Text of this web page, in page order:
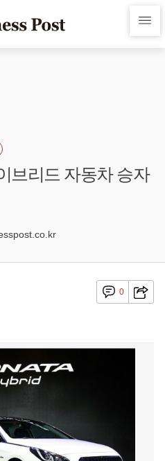
브리드 자동차 승자
0